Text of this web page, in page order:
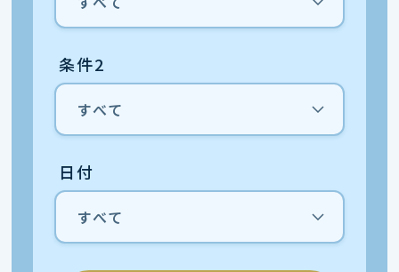
条件2
日付